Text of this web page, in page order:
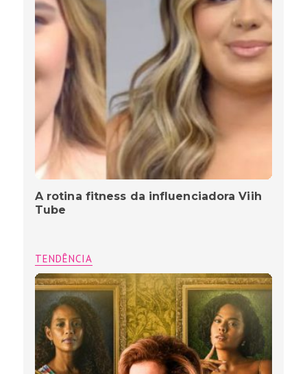
A rotina fitness da influenciadora Viih
Tube
TENDÊNCIA